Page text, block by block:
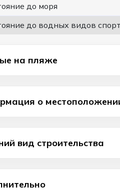
до моря
до водных видов
на пляже
о
вид строительства